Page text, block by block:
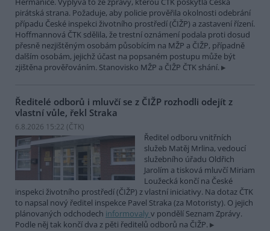
pirátská strana. Požaduje, aby policie prověřila okolnosti odebrání
případu České inspekci životního prostředí (ČIŽP) a zastavení řízení.
Hoffmannová ČTK sdělila, že trestní oznámení podala proti dosud
přesně nezjištěným osobám působícím na MŽP a ČIŽP, případně
dalším osobám, jejichž účast na popsaném postupu může být
zjištěna prověřováním. Stanovisko MŽP a ČIŽP ČTK shání.
Ředitelé odborů i mluvčí se z ČIŽP rozhodli odejít z
vlastní vůle, řekl Straka
6.8.2026 15:22 (ČTK)
Ředitel odboru vnitřních
služeb Matěj Mrlina, vedoucí
služebního úřadu Oldřich
Jarolím a tisková mluvčí Miriam
Loužecká končí na České
inspekci životního prostředí (ČIŽP) z vlastní iniciativy. Na dotaz ČTK
to napsal nový ředitel inspekce Pavel Straka (za Motoristy). O jejich
plánovaných odchodech informovaly v pondělí Seznam Zprávy.
Podle něj tak končí dva z pěti ředitelů odborů na ČIŽP.